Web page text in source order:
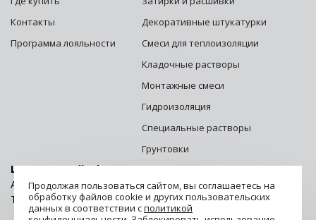
Контакты
Программа лояльности
Декоративные штукатурки
Смеси для теплоизоляции
Кладочные растворы
Монтажные смеси
Гидроизоляция
Специальные растворы
Грунтовки
Центральный офис г. Москва:
Адрес: 125252, г. Москва, ул. Зорге, д. 28 стр. 1
Телефон:8 (800) 500-06-06
Продолжая пользоваться сайтом, вы соглашаетесь на
обработку файлов cookie и других пользовательских
данных в соответствии сполитикой